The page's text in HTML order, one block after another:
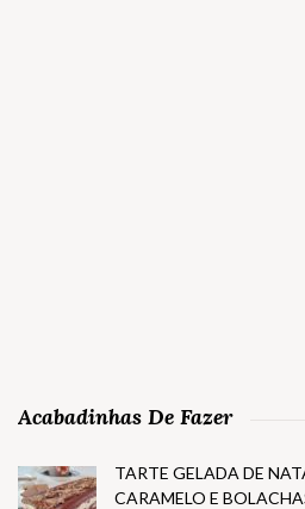
Acabadinhas De Fazer
TARTE GELADA DE
CARAMELO E